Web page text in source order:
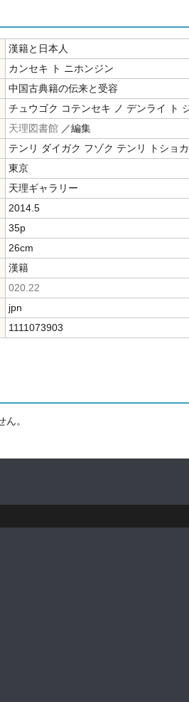
漢籍と日本人
カンセキ ト ニホンジン
中国古典籍の伝来と受容
チュウゴク コテンセキ ノ デンライ ト
天理図書館 ／編集
テンリ ダイガク フゾク テンリ トショ
東京
天理ギャラリー
2014.5
35p
26cm
漢籍
020.22
jpn
1111073903
。